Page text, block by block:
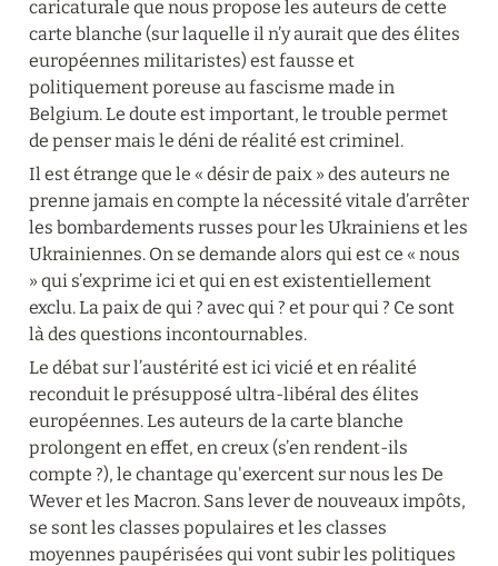
caricaturale que nous propose les auteurs de cette
carte blanche (sur laquelle il n’y aurait que des élites
européennes militaristes) est fausse et
politiquement poreuse au fascisme made in
Belgium. Le doute est important, le trouble permet
de penser mais le déni de réalité est criminel.
Il est étrange que le « désir de paix » des auteurs ne
prenne jamais en compte la nécessité vitale d’arrêter
les bombardements russes pour les Ukrainiens et les
Ukrainiennes. On se demande alors qui est ce « nous
» qui s’exprime ici et qui en est existentiellement
exclu. La paix de qui ? avec qui ? et pour qui ? Ce sont
là des questions incontournables.
Le débat sur l’austérité est ici vicié et en réalité
reconduit le présupposé ultra-libéral des élites
européennes. Les auteurs de la carte blanche
prolongent en effet, en creux (s’en rendent-ils
compte ?), le chantage qu'exercent sur nous les De
Wever et les Macron. Sans lever de nouveaux impôts,
se sont les classes populaires et les classes
moyennes paupérisées qui vont subir les politiques